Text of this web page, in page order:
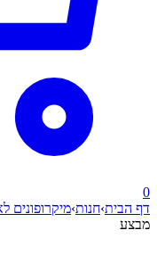
0
דף הבית›חנות›מיקרופונים
מבצע